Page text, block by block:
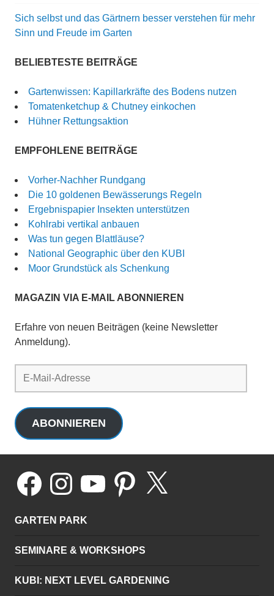
Sich selbst und das Gärtnern besser verstehen für mehr
Sinn und Freude im Garten
BELIEBTESTE BEITRÄGE
Gartenwissen: Kapillarkräfte des Bodens nutzen
Tomatenketchup & Chutney einkochen
Hühner Rettungsaktion
EMPFOHLENE BEITRÄGE
Vorher-Nachher Rundgang
Die 10 goldenen Bewässerungs Regeln
Ergebnispapier Insekten unterstützen
Kohlrabi vertikal anbauen
Was tun gegen Blattläuse?
National Geographic über den KUBI
Moor Grundstück als Schenkung
MAGAZIN VIA E-MAIL ABONNIEREN
Erfahre von neuen Beiträgen (keine Newsletter
Anmeldung).
ABONNIEREN
FacebookInstagramYouTubePinterestX
GARTEN PARK
SEMINARE & WORKSHOPS
KUBI: NEXT LEVEL GARDENING